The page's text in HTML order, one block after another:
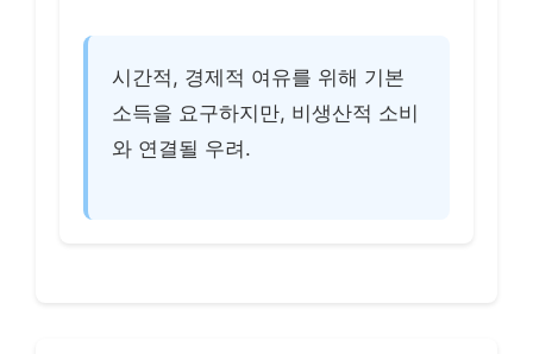
시간적, 경제적 여유를 위해 기본
소득을 요구하지만, 비생산적 소비
와 연결될 우려.